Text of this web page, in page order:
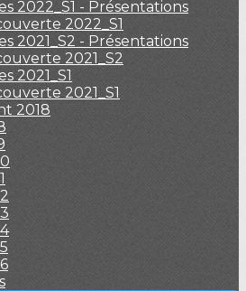
2022_S1 - Présentations
2022_S1
2021_S2 - Présentations
2021_S2
2021_S1
2021_S1
2018